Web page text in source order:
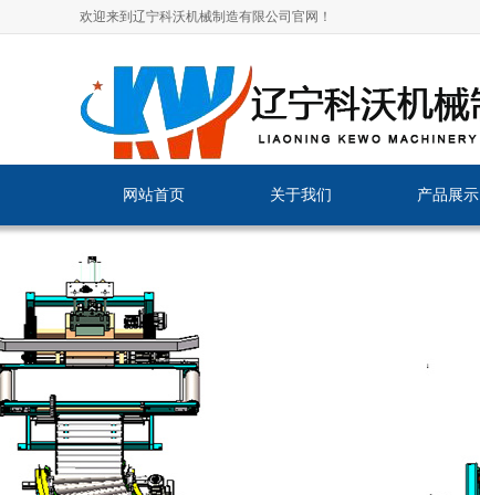
欢迎来到辽宁科沃机械制造有限公司官网！
网站首页 关于我们 产品展示